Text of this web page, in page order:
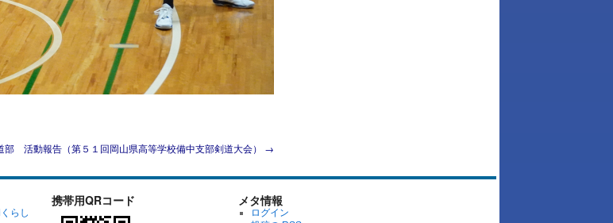
部 活動報告（第５１回岡山県高等学校備中支部剣道大会） →
らし
携帯用QRコード メタ情報
ログイン